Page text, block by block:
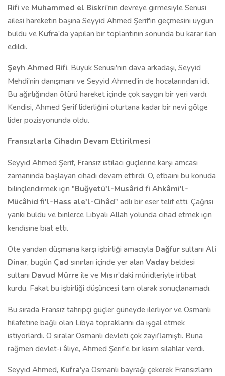
Rifi ve Muhammed el Biskri'nin devreye girmesiyle Senusi
ailesi hareketin başına Seyyid Ahmed Şerif'in geçmesini uygun
buldu ve Kufra'da yapılan bir toplantının sonunda bu karar ilan
edildi.
Şeyh Ahmed Rifi, Büyük Senusi'nin dava arkadaşı, Seyyid
Mehdi'nin danışmanı ve Seyyid Ahmed'in de hocalarından idi.
Bu ağırlığından ötürü hareket içinde çok saygın bir yeri vardı.
Kendisi, Ahmed Şerif liderliğini oturtana kadar bir nevi gölge
lider pozisyonunda oldu.
Fransızlarla Cihadın Devam Ettirilmesi
Seyyid Ahmed Şerif, Fransız istilacı güçlerine karşı amcası
zamanında başlayan cihadı devam ettirdi. O, etbaını bu konuda
bilinçlendirmek için "Buğyetü'l-Musâridfi Ahkâmi'l-
Mücâhid fi'l-Hass ale'l-Cihâd" adlı bir eser telif etti. Çağrısı
yankı buldu ve binlerce Libyalı Allah yolunda cihad etmek için
kendisine biat etti.
Öte yandan düşmana karşı işbirliği amacıyla Dağfur sultanı Ali
Dinar, bugün Çad sınırları içinde yer alan Vaday beldesi
sultanı Davud Mürre ile ve Mısır'daki müridleriyle irtibat
kurdu. Fakat bu işbirliği düşüncesi tam olarak sonuçlanamadı.
Bu sırada Fransız tahripçi güçler güneyde ilerliyor ve Osmanlı
hilafetine bağlı olan Libya topraklarını da işgal etmek
istiyorlardı. O sıralar Osmanlı devleti çok zayıflamıştı. Buna
rağmen devlet-i âliye, Ahmed Şerif'e bir kısım silahlar verdi.
Seyyid Ahmed, Kufra'ya Osmanlı bayrağı çekerek Fransızların